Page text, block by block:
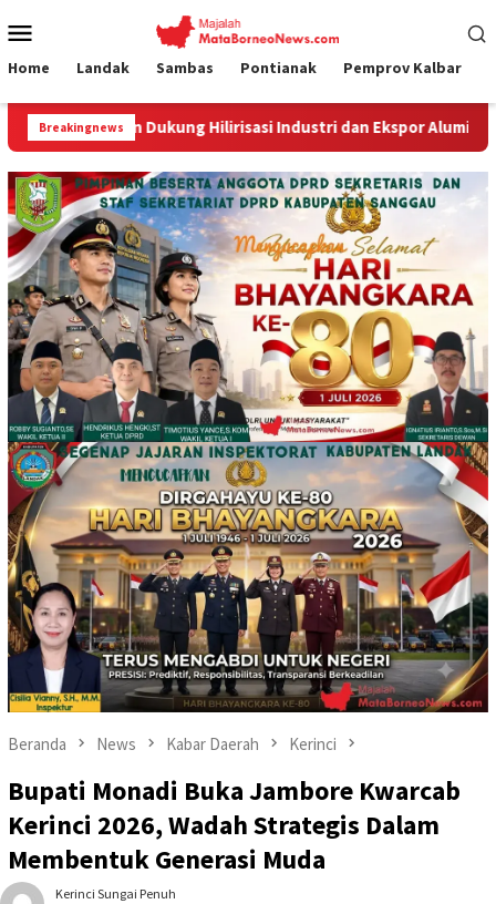
ke
Mobile
Home Landak Sambas Pontianak Pemprov Kalbar
Breakingnews
Industri dan Ekspor Alumina Kodim 1210/Landak
Beranda News Kabar Daerah Kerinci
Bupati Monadi Buka Jambore Kwarcab
Kerinci 2026, Wadah Strategis Dalam
Membentuk Generasi Muda
Kerinci Sungai Penuh